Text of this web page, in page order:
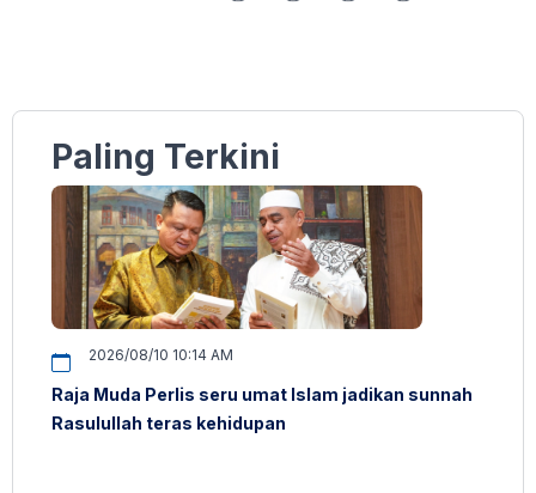
Paling Terkini
2026/08/10 10:14 AM
Raja Muda Perlis seru umat Islam jadikan sunnah
Rasulullah teras kehidupan